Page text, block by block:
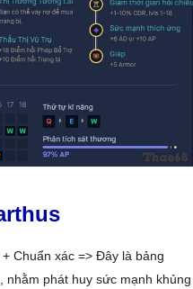
+ Chuẩn xác => Đây là bảng
nhằm phát huy sức mạnh khủng